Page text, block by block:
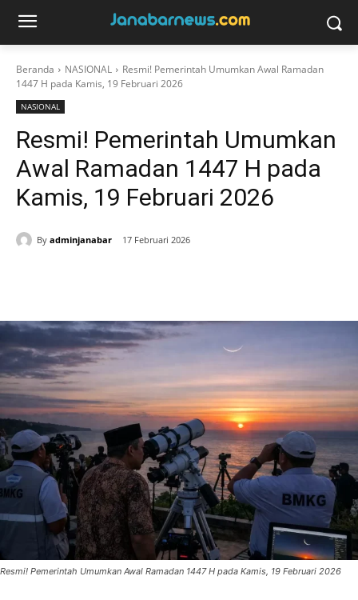
Beranda NASIONAL
Resmi! Pemerintah Umumkan Awal Ramadan
1447 H pada Kamis, 19 Februari 2026
NASIONAL
Resmi! Pemerintah Umumkan
Awal Ramadan 1447 H pada
Kamis, 19 Februari 2026
By adminjanabar 17 Februari 2026
Resmi! Pemerintah Umumkan Awal Ramadan 1447 H pada Kamis, 19 Februari 2026